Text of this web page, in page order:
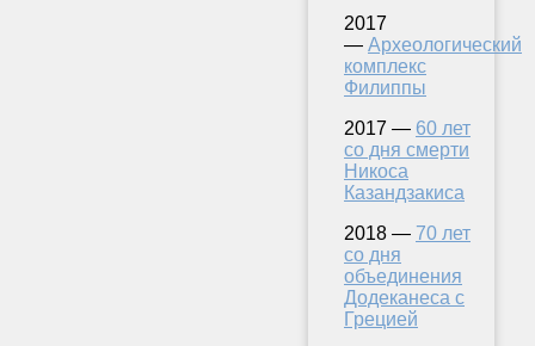
2017
— Археологический
комплекс
Филиппы
2017 — 60 лет
со дня смерти
Никоса
Казандзакиса
2018 — 70 лет
со дня
объединения
Додеканеса с
Грецией